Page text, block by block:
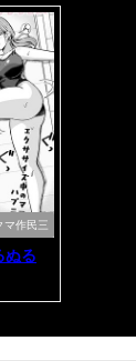
マ作民三
ぬる